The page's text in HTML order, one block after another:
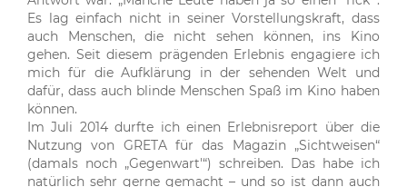
Es lag einfach nicht in seiner Vorstellungskraft, dass
auch Menschen, die nicht sehen können, ins Kino
gehen. Seit diesem prägenden Erlebnis engagiere ich
mich für die Aufklärung in der sehenden Welt und
dafür, dass auch blinde Menschen Spaß im Kino haben
können.
Im Juli 2014 durfte ich einen Erlebnisreport über die
Nutzung von GRETA für das Magazin „Sichtweisen“
(damals noch „Gegenwart'“) schreiben. Das habe ich
natürlich sehr gerne gemacht – und so ist dann auch